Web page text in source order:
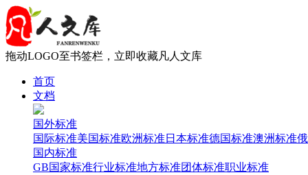
拖动LOGO至书签栏，立即收藏凡人文库
首页
文档
国外标准
国际标准美国标准欧洲标准日本标准德国标准澳洲标准
国内标准
GB国家标准行业标准地方标准团体标准职业标准